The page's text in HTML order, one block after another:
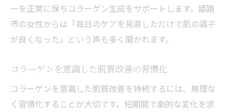
ーを正常に保ちコラーゲン生成をサポートします。姫路
市の女性からは「毎日のケアを見直しただけで肌の調子
が良くなった」という声も多く聞かれます。
コラーゲンを意識した肌質改善の習慣化
コラーゲンを意識した肌質改善を持続するには、無理な
く習慣化することが大切です。短期間で劇的な変化を求